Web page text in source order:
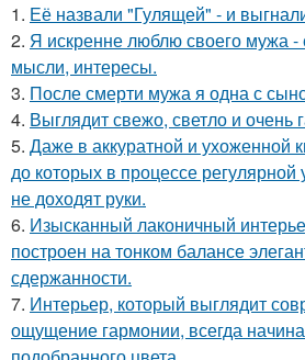
1. Её назвали "Гулящей" - и
2. Я искренне люблю своего мужа -
мысли, интересы.
3. После смерти мужа я одна с
4. Выглядит свежо, светло и очень
5. Даже в аккуратной и ухоженной
до которых в процессе регулярной
не доходят руки.
6. Изысканный лаконичный
построен на тонком балансе
сдержанности.
7. Интерьер, который выглядит
ощущение гармонии, всегда